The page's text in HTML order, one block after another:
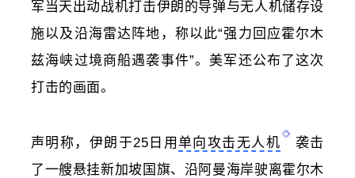
军当天出动战机打击伊朗的导弹与无人机储存设
施以及沿海雷达阵地， 称以此“强力回应霍尔木
兹海峡过境商船遇袭事件”。美军还公布了这次
打击的画面。
声明称，伊朗于25日用 单向攻击无人机
袭击
了一艘悬挂新加坡国旗、沿阿曼海岸驶离霍尔木